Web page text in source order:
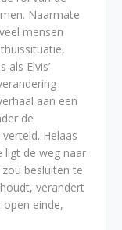
Naarmate
mensen
als Elvis’
aan een
de
Helaas
ligt de weg naar
besluiten te
verandert
einde,